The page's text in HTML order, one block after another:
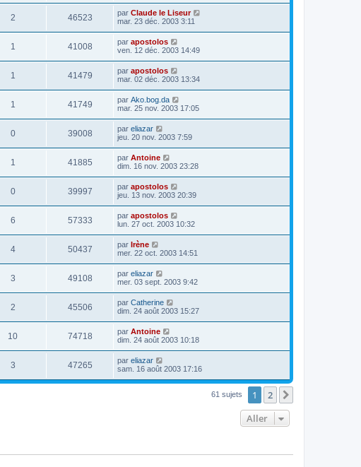
2 46523 par Claude le Liseur
mar. 23 déc. 2003 3:11
1 41008 par apostolos
ven. 12 déc. 2003 14:49
1 41479 par apostolos
mar. 02 déc. 2003 13:34
1 41749 par Ako.bog.da
mar. 25 nov. 2003 17:05
0 39008 par eliazar
jeu. 20 nov. 2003 7:59
1 41885 par Antoine
dim. 16 nov. 2003 23:28
0 39997 par apostolos
jeu. 13 nov. 2003 20:39
6 57333 par apostolos
lun. 27 oct. 2003 10:32
4 50437 par Irène
mer. 22 oct. 2003 14:51
3 49108 par eliazar
mer. 03 sept. 2003 9:42
2 45506 par Catherine
dim. 24 août 2003 15:27
10 74718 par Antoine
dim. 24 août 2003 10:18
3 47265 par eliazar
sam. 16 août 2003 17:16
61 sujets 1 2
Aller